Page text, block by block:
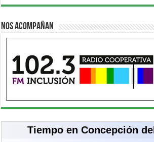
Nos acompañan
Tiempo en Concepción